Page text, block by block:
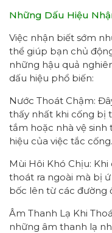
Những Dấu Hiệu
Việc nhận biết sớm
thể giúp bạn chủ
những hậu quả
dấu hiệu phổ biến:
Nước Thoát Chậm:
thấy nhất khi cống bị
tắm hoặc nhà vệ sinh
hiệu của việc tắc cống.
Mùi Hôi Khó Chịu:
thoát ra ngoài mà bị
bốc lên từ các đường
Âm Thanh Lạ Khi
những âm thanh lạ